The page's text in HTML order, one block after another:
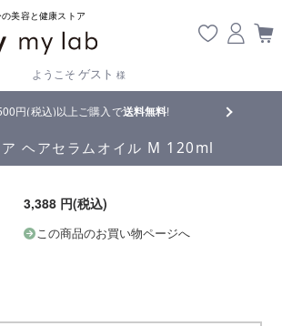
美容と健康ストア
ようこそ ゲスト 様
円(税込)以上ご購入で送料無料! 【重要】
ア ヘアセラムオイル M 120ml
3,388 円(税込)
この商品のお買い物ページへ